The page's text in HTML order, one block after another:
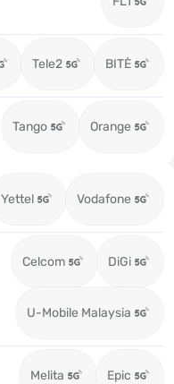
Tele2 BITĖ
Tango Orange
Yettel Vodafone
Celcom DiGi
U-Mobile Malaysia
Melita Epic